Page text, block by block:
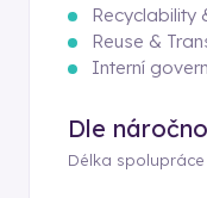
Recyclability
Reuse &
Interní
Dle
Délka